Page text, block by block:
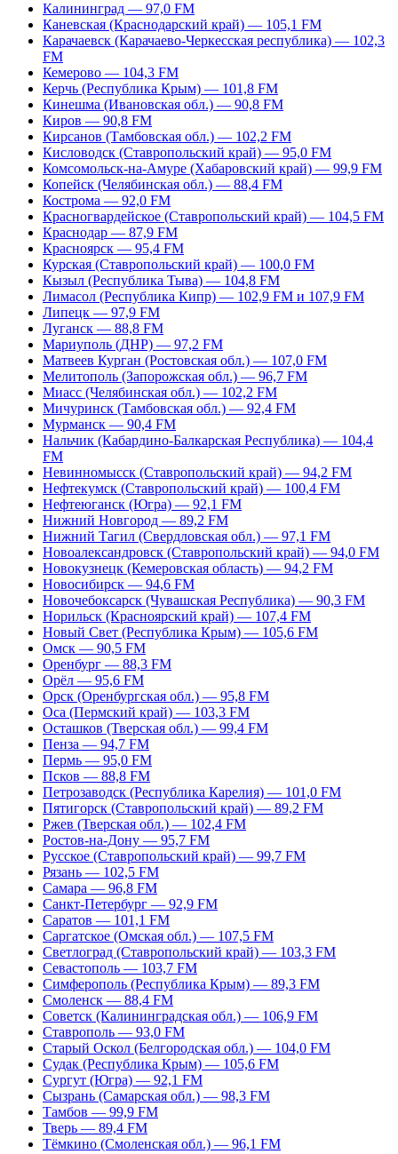
Калининград — 97,0 FM
Каневская (Краснодарский край) — 105,1 FM
Карачаевск (Карачаево-Черкесская республика) — 102,3
FM
Кемерово — 104,3 FM
Керчь (Республика Крым) — 101,8 FM
Кинешма (Ивановская обл.) — 90,8 FM
Киров — 90,8 FM
Кирсанов (Тамбовская обл.) — 102,2 FM
Кисловодск (Ставропольский край) — 95,0 FM
Комсомольск-на-Амуре (Хабаровский край) — 99,9 FM
Копейск (Челябинская обл.) — 88,4 FM
Кострома — 92,0 FM
Красногвардейское (Ставропольский край) — 104,5 FM
Краснодар — 87,9 FM
Красноярск — 95,4 FM
Курская (Ставропольский край) — 100,0 FM
Кызыл (Республика Тыва) — 104,8 FM
Лимасол (Республика Кипр) — 102,9 FM и 107,9 FM
Липецк — 97,9 FM
Луганск — 88,8 FM
Мариуполь (ДНР) — 97,2 FM
Матвеев Курган (Ростовская обл.) — 107,0 FM
Мелитополь (Запорожская обл.) — 96,7 FM
Миасс (Челябинская обл.) — 102,2 FM
Мичуринск (Тамбовская обл.) — 92,4 FM
Мурманск — 90,4 FM
Нальчик (Кабардино-Балкарская Республика) — 104,4
FM
Невинномысск (Ставропольский край) — 94,2 FM
Нефтекумск (Ставропольский край) — 100,4 FM
Нефтеюганск (Югра) — 92,1 FM
Нижний Новгород — 89,2 FM
Нижний Тагил (Свердловская обл.) — 97,1 FM
Новоалександровск (Ставропольский край) — 94,0 FM
Новокузнецк (Кемеровская область) — 94,2 FM
Новосибирск — 94,6 FM
Новочебоксарск (Чувашская Республика) — 90,3 FM
Норильск (Красноярский край) — 107,4 FM
Новый Свет (Республика Крым) — 105,6 FM
Омск — 90,5 FM
Оренбург — 88,3 FM
Орёл — 95,6 FM
Орск (Оренбургская обл.) — 95,8 FM
Оса (Пермский край) — 103,3 FM
Осташков (Тверская обл.) — 99,4 FM
Пенза — 94,7 FM
Пермь — 95,0 FM
Псков — 88,8 FM
Петрозаводск (Республика Карелия) — 101,0 FM
Пятигорск (Ставропольский край) — 89,2 FM
Ржев (Тверская обл.) — 102,4 FM
Ростов-на-Дону — 95,7 FM
Русское (Ставропольский край) — 99,7 FM
Рязань — 102,5 FM
Самара — 96,8 FM
Санкт-Петербург — 92,9 FM
Саратов — 101,1 FM
Саргатское (Омская обл.) — 107,5 FM
Светлоград (Ставропольский край) — 103,3 FM
Севастополь — 103,7 FM
Симферополь (Республика Крым) — 89,3 FM
Смоленск — 88,4 FM
Советск (Калининградская обл.) — 106,9 FM
Ставрополь — 93,0 FM
Старый Оскол (Белгородская обл.) — 104,0 FM
Судак (Республика Крым) — 105,6 FM
Сургут (Югра) — 92,1 FM
Сызрань (Самарская обл.) — 98,3 FM
Тамбов — 99,9 FM
Тверь — 89,4 FM
Тёмкино (Смоленская обл.) — 96,1 FM